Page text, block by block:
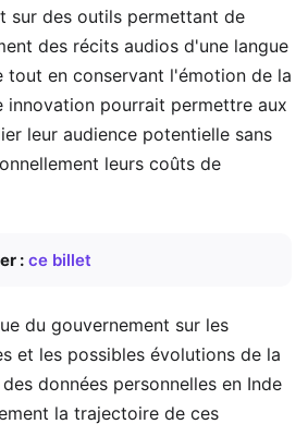
sur des outils permettant de
des récits audios d'une langue
tout en conservant l'émotion de la
innovation pourrait permettre aux
leur audience potentielle sans
leurs coûts de
: ce billet
du gouvernement sur les
et les possibles évolutions de la
données personnelles en Inde
la trajectoire de ces